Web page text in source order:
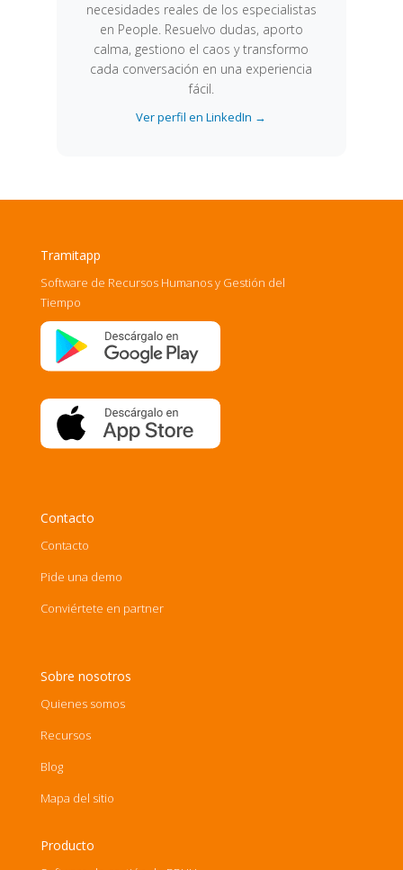
necesidades reales de los especialistas
en People. Resuelvo dudas, aporto
calma, gestiono el caos y transformo
cada conversación en una experiencia
fácil.
Ver perfil en LinkedIn →
Tramitapp
Software de Recursos Humanos y Gestión del
Tiempo
Contacto
Contacto
Pide una demo
Conviértete en partner
Sobre nosotros
Quienes somos
Recursos
Blog
Mapa del sitio
Producto